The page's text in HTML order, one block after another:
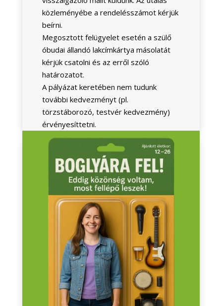
közleményébe a rendelésszámot kérjük
beírni.
Megosztott felügyelet esetén a szülő
óbudai állandó lakcímkártya másolatát
kérjük csatolni és az erről szóló
határozatot.
A pályázat keretében nem tudunk
további kedvezményt (pl.
törzstáborozó, testvér kedvezmény)
érvényesíttetni.